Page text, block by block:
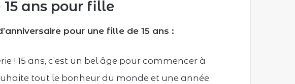
ans pour fille
pour une fille de 15 ans :
! 15 ans, c’est un bel âge pour commencer à
tout le bonheur du monde et une année